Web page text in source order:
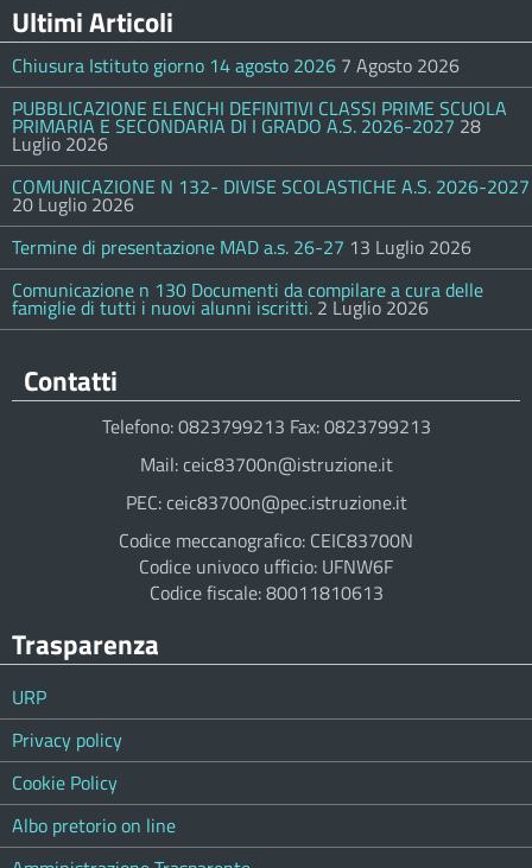
Ultimi Articoli
Chiusura Istituto giorno 14 agosto 2026 7 Agosto 2026
PUBBLICAZIONE ELENCHI DEFINITIVI CLASSI PRIME SCUOLA
PRIMARIA E SECONDARIA DI I GRADO A.S. 2026-2027 28
Luglio 2026
COMUNICAZIONE N 132- DIVISE SCOLASTICHE A.S. 2026-2027
20 Luglio 2026
Termine di presentazione MAD a.s. 26-27 13 Luglio 2026
Comunicazione n 130 Documenti da compilare a cura delle
famiglie di tutti i nuovi alunni iscritti. 2 Luglio 2026
Contatti
Telefono: 0823799213 Fax: 0823799213
Mail: ceic83700n@istruzione.it
PEC: ceic83700n@pec.istruzione.it
Codice meccanografico: CEIC83700N
Codice univoco ufficio: UFNW6F
Codice fiscale: 80011810613
Trasparenza
URP
Privacy policy
Cookie Policy
Albo pretorio on line